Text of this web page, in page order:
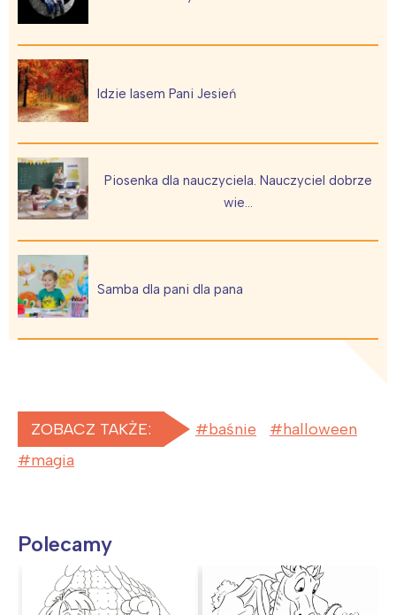
Idzie lasem Pani Jesień
Piosenka dla nauczyciela. Nauczyciel dobrze
wie…
Samba dla pani dla pana
ZOBACZ TAKŻE: baśnie
halloween
magia
Polecamy
Trójmiasto
Poznań
Wrocław
Północ